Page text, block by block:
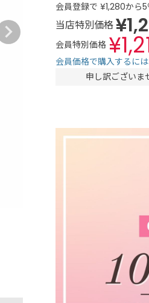
会員登録で ¥1,280から5
当店特別価格¥
会員特別価格 ¥
会員価格で購入するに
申し訳ございま